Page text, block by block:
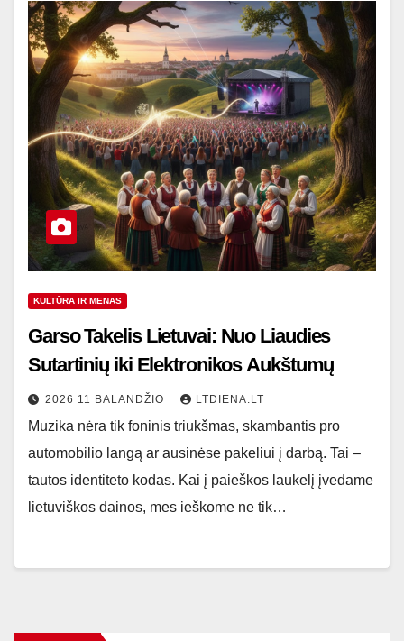
KULTŪRA IR MENAS
Garso Takelis Lietuvai: Nuo Liaudies
Sutartinių iki Elektronikos Aukštumų
2026 11 BALANDŽIO LTDIENA.LT
Muzika nėra tik foninis triukšmas, skambantis pro
automobilio langą ar ausinėse pakeliui į darbą. Tai –
tautos identiteto kodas. Kai į paieškos laukelį įvedame
lietuviškos dainos, mes ieškome ne tik…